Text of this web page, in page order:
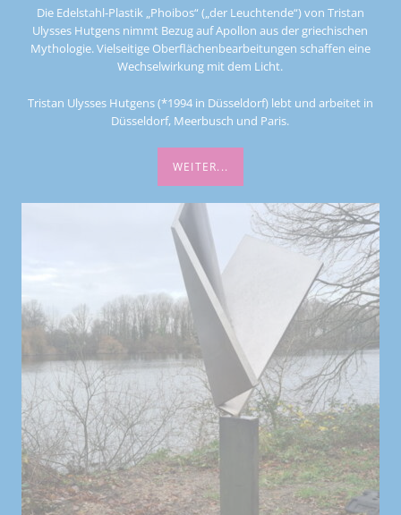
Die Edelstahl-Plastik „Phoibos“ („der Leuchtende“) von Tristan
Ulysses Hutgens nimmt Bezug auf Apollon aus der griechischen
Mythologie. Vielseitige Oberflächenbearbeitungen schaffen eine
Wechselwirkung mit dem Licht.
Tristan Ulysses Hutgens (*1994 in Düsseldorf) lebt und arbeitet in
Düsseldorf, Meerbusch und Paris.
WEITER...